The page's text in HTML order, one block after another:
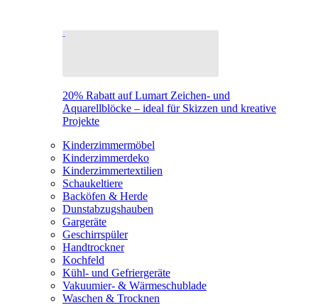
20% Rabatt auf Lumart Zeichen- und
Aquarellblöcke – ideal für Skizzen und kreative
Projekte
Kinderzimmermöbel
Kinderzimmerdeko
Kinderzimmertextilien
Schaukeltiere
Backöfen & Herde
Dunstabzugshauben
Gargeräte
Geschirrspüler
Handtrockner
Kochfeld
Kühl- und Gefriergeräte
Vakuumier- & Wärmeschublade
Waschen & Trocknen